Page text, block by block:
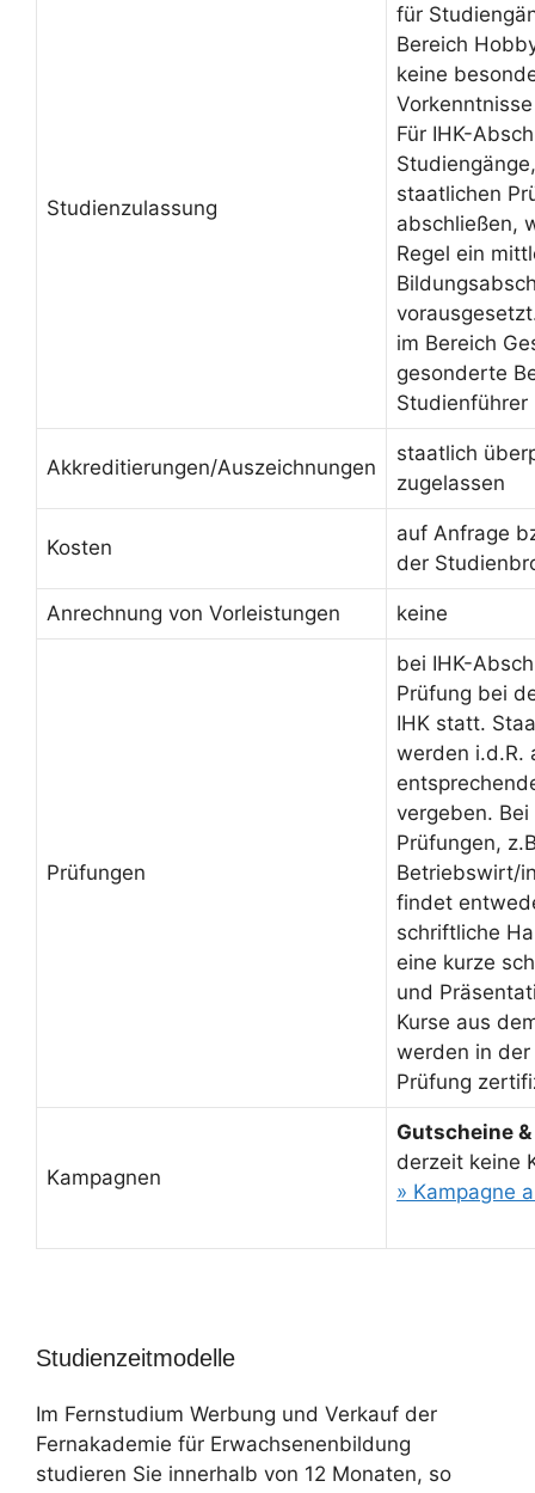
Studienzulassung
für
Bereich
keine
Für IHK-
staatlichen
abschließen,
Regel ein
im Bereich
gesonderte
Studienführer
Akkreditierungen/Auszeichnungen
staatlich
zugelassen
Kosten
auf Anfrage
der
Anrechnung von Vorleistungen keine
Prüfungen
bei IHK-
Prüfung bei
IHK statt.
werden i.d.R.
vergeben.
Prüfungen,
Betriebswirt/
findet
schriftliche
eine kurze
und
Kurse aus
werden in der
Prüfung
Kampagnen
Gutscheine
derzeit keine
» Kampagne
Studienzeitmodelle
Im Fernstudium Werbung und Verkauf der
Fernakademie für Erwachsenenbildung
studieren Sie innerhalb von 12 Monaten, so